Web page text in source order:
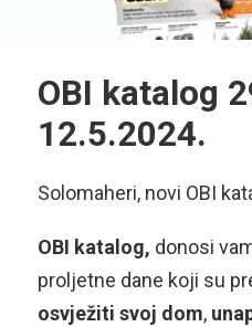
OBI katalog
12.5.2024.
Solomaheri, novi OBI
OBI katalog, donosi
proljetne dane koji su
osvježiti svoj dom,